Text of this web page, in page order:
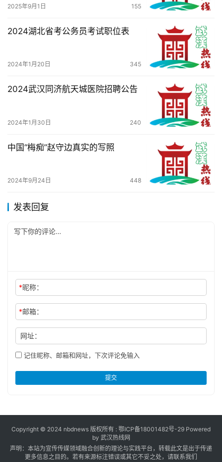
2025年9月1日 155
2024湖北省考公务员考试职位表
2024年1月20日 345
2024武汉同济航天城医院招聘公告
2024年1月30日 240
中国“梅痴”赵守边真实的写照
2024年9月24日 448
发表回复
*昵称：
*邮箱：
网址：
记住昵称、邮箱和网址，下次评论免输入
提交
Copyright © 2024 nbdnews 版权所有 : 鄂ICP备18001482号-29 Powered
by 武汉热线网
声明：本站为宣传传媒领域融合创新的理论与实践平台，转载此文是出于传递
更多信息之目的。若有来源标注错误或其它不妥之处，请联系我们